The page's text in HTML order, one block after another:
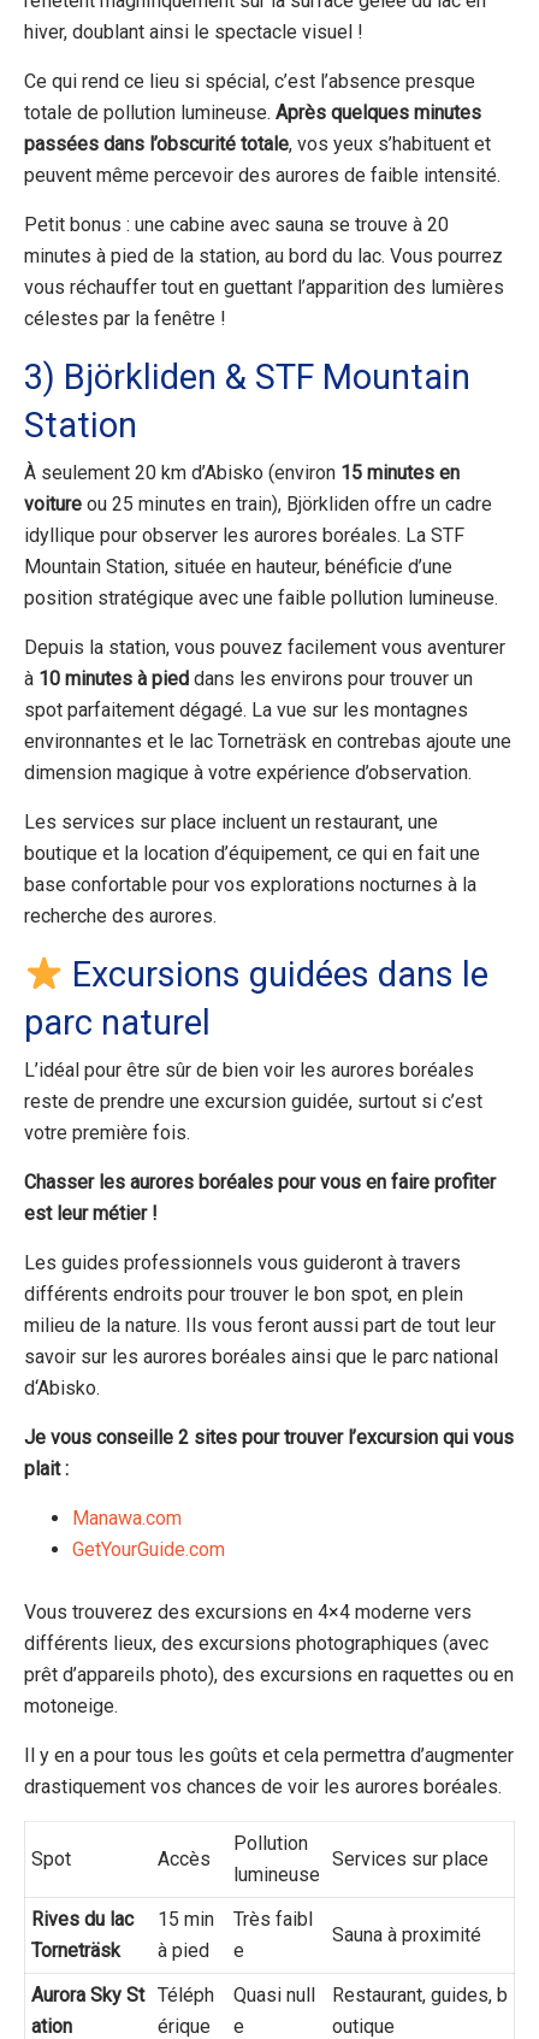
hiver, doublant ainsi le spectacle visuel !
Ce qui rend ce lieu si spécial, c’est l’absence presque
totale de pollution lumineuse. Après quelques minutes
passées dans l’obscurité totale, vos yeux s’habituent et
peuvent même percevoir des aurores de faible intensité.
Petit bonus : une cabine avec sauna se trouve à 20
minutes à pied de la station, au bord du lac. Vous pourrez
vous réchauffer tout en guettant l’apparition des lumières
célestes par la fenêtre !
3) Björkliden & STF Mountain
Station
À seulement 20 km d’Abisko (environ 15 minutes en
voiture ou 25 minutes en train), Björkliden offre un cadre
idyllique pour observer les aurores boréales. La STF
Mountain Station, située en hauteur, bénéficie d’une
position stratégique avec une faible pollution lumineuse.
Depuis la station, vous pouvez facilement vous aventurer
à 10 minutes à pied dans les environs pour trouver un
spot parfaitement dégagé. La vue sur les montagnes
environnantes et le lac Torneträsk en contrebas ajoute une
dimension magique à votre expérience d’observation.
Les services sur place incluent un restaurant, une
boutique et la location d’équipement, ce qui en fait une
base confortable pour vos explorations nocturnes à la
recherche des aurores.
Excursions guidées dans le
parc naturel
L’idéal pour être sûr de bien voir les aurores boréales
reste de prendre une excursion guidée, surtout si c’est
votre première fois.
Chasser les aurores boréales pour vous en faire profiter
est leur métier !
Les guides professionnels vous guideront à travers
différents endroits pour trouver le bon spot, en plein
milieu de la nature. Ils vous feront aussi part de tout leur
savoir sur les aurores boréales ainsi que le parc national
d‘Abisko.
Je vous conseille 2 sites pour trouver l’excursion qui vous
plait :
Manawa.com
GetYourGuide.com
Vous trouverez des excursions en 4×4 moderne vers
différents lieux, des excursions photographiques (avec
prêt d’appareils photo), des excursions en raquettes ou en
motoneige.
Il y en a pour tous les goûts et cela permettra d’augmenter
drastiquement vos chances de voir les aurores boréales.
Spot Accès
Pollution
lumineuse
Services sur place
Rives du lac
Torneträsk
15 min
à pied
Très faibl
e
Sauna à proximité
Aurora Sky St
ation
Téléph
érique
Quasi null
e
Restaurant, guides, b
outique